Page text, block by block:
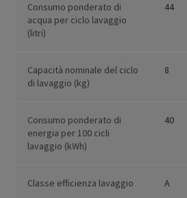
Consumo ponderato di
acqua per ciclo lavaggio
(litri)
44
Capacità nominale del ciclo
di lavaggio (kg)
8
Consumo ponderato di
energia per 100 cicli
lavaggio (kWh)
40
Classe efficienza lavaggio A